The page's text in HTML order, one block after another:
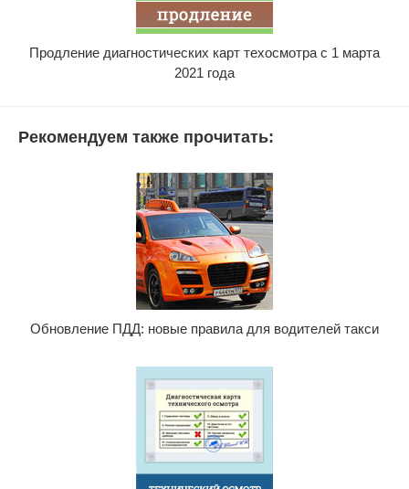
Продление диагностических карт техосмотра с 1 марта
2021 года
Рекомендуем также прочитать:
Обновление ПДД: новые правила для водителей такси